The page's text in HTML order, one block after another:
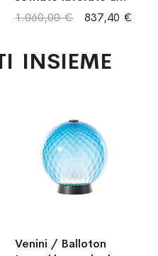
mano
837,40 €
1.060,00 €
INSIEME
Venini / Balloton